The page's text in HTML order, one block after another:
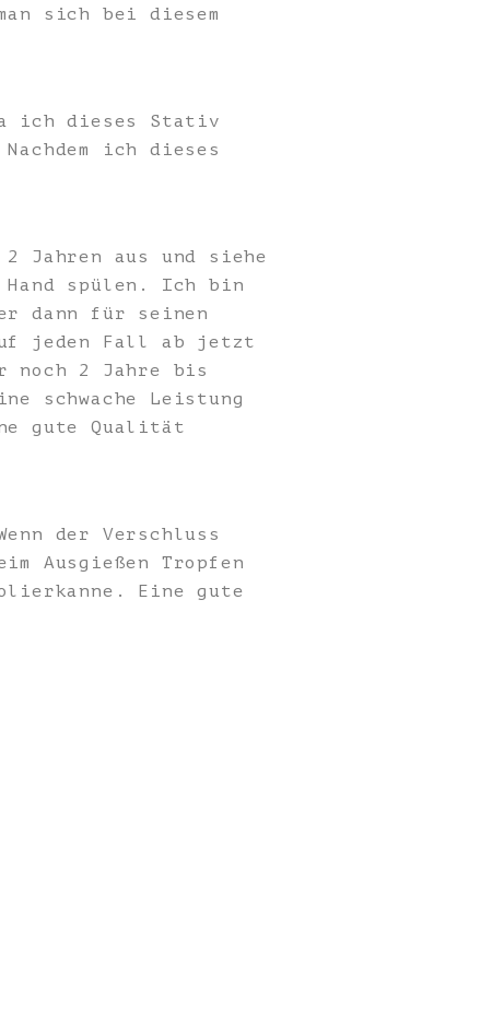
sich bei diesem
ich dieses Stativ
ich dieses
Jahren aus und siehe
spülen. Ich bin
dann für seinen
jeden Fall ab jetzt
noch 2 Jahre bis
schwache Leistung
gute Qualität
der Verschluss
Ausgießen Tropfen
Eine gute